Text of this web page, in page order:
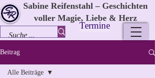
Sabine Reifenstahl – Geschichten
voller Magie, Liebe & Herz
Termine
Beitrag
Alle Beiträge